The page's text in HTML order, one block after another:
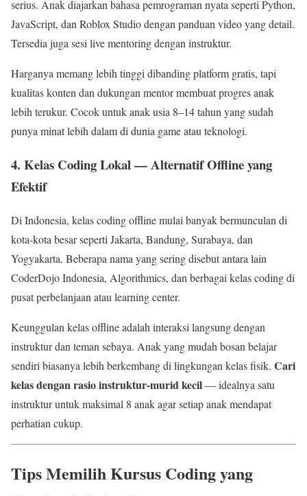
serius. Anak diajarkan bahasa pemrograman nyata seperti Python,
JavaScript, dan Roblox Studio dengan panduan video yang detail.
Tersedia juga sesi live mentoring dengan instruktur.
Harganya memang lebih tinggi dibanding platform gratis, tapi
kualitas konten dan dukungan mentor membuat progres anak
lebih terukur. Cocok untuk anak usia 8–14 tahun yang sudah
punya minat lebih dalam di dunia game atau teknologi.
4. Kelas Coding Lokal — Alternatif Offline yang
Efektif
Di Indonesia, kelas coding offline mulai banyak bermunculan di
kota-kota besar seperti Jakarta, Bandung, Surabaya, dan
Yogyakarta. Beberapa nama yang sering disebut antara lain
CoderDojo Indonesia, Algorithmics, dan berbagai kelas coding di
pusat perbelanjaan atau learning center.
Keunggulan kelas offline adalah interaksi langsung dengan
instruktur dan teman sebaya. Anak yang mudah bosan belajar
sendiri biasanya lebih berkembang di lingkungan kelas fisik. Cari
kelas dengan rasio instruktur-murid kecil— idealnya satu
instruktur untuk maksimal 8 anak agar setiap anak mendapat
perhatian cukup.
Tips Memilih Kursus Coding yang